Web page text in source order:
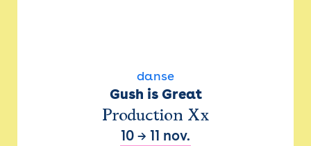
danse
Gush is Great
Production Xx
10 → 11 nov.